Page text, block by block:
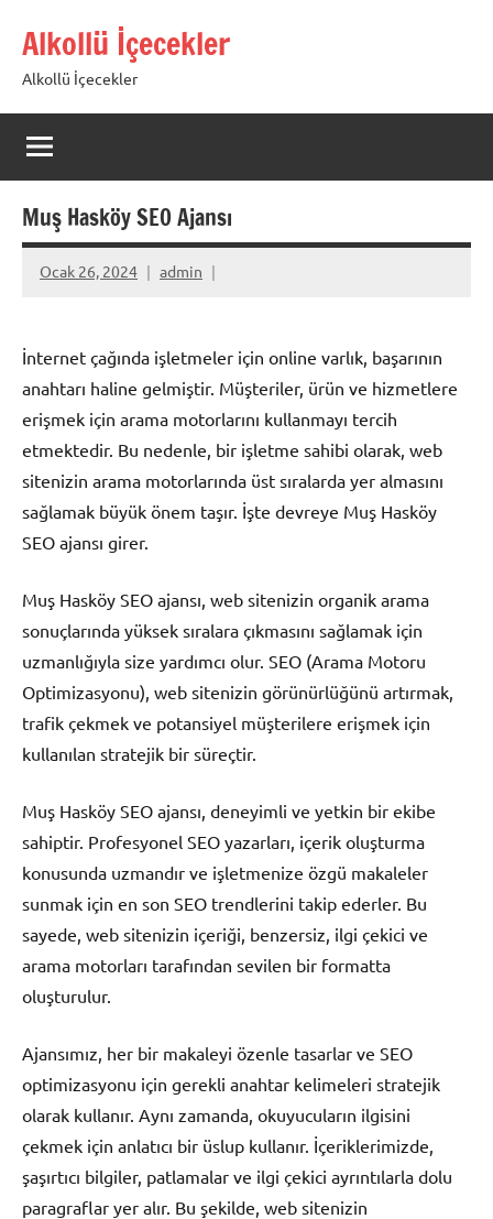
geçAlkollü İçecekler
Alkollü İçecekler
Muş Hasköy SEO Ajansı
Ocak 26, 2024 admin
İnternet çağında işletmeler için online varlık, başarının
anahtarı haline gelmiştir. Müşteriler, ürün ve hizmetlere
erişmek için arama motorlarını kullanmayı tercih
etmektedir. Bu nedenle, bir işletme sahibi olarak, web
sitenizin arama motorlarında üst sıralarda yer almasını
sağlamak büyük önem taşır. İşte devreye Muş Hasköy
SEO ajansı girer.
Muş Hasköy SEO ajansı, web sitenizin organik arama
sonuçlarında yüksek sıralara çıkmasını sağlamak için
uzmanlığıyla size yardımcı olur. SEO (Arama Motoru
Optimizasyonu), web sitenizin görünürlüğünü artırmak,
trafik çekmek ve potansiyel müşterilere erişmek için
kullanılan stratejik bir süreçtir.
Muş Hasköy SEO ajansı, deneyimli ve yetkin bir ekibe
sahiptir. Profesyonel SEO yazarları, içerik oluşturma
konusunda uzmandır ve işletmenize özgü makaleler
sunmak için en son SEO trendlerini takip ederler. Bu
sayede, web sitenizin içeriği, benzersiz, ilgi çekici ve
arama motorları tarafından sevilen bir formatta
oluşturulur.
Ajansımız, her bir makaleyi özenle tasarlar ve SEO
optimizasyonu için gerekli anahtar kelimeleri stratejik
olarak kullanır. Aynı zamanda, okuyucuların ilgisini
çekmek için anlatıcı bir üslup kullanır. İçeriklerimizde,
şaşırtıcı bilgiler, patlamalar ve ilgi çekici ayrıntılarla dolu
paragraflar yer alır. Bu şekilde, web sitenizin